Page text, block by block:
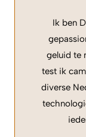
Ik ben
geluid te
test ik
diverse